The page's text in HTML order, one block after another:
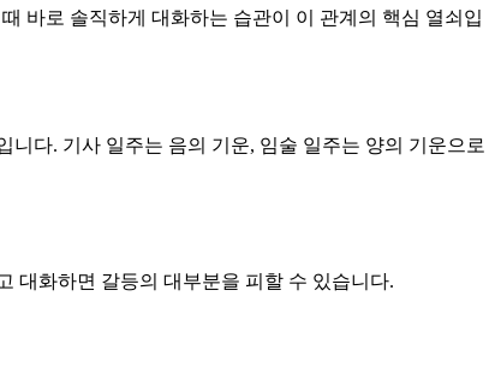
바로 솔직하게 대화하는 습관이 이 관계의 핵심 열쇠입
다. 기사 일주는 음의 기운, 임술 일주는 양의 기운으로
대화하면 갈등의 대부분을 피할 수 있습니다.